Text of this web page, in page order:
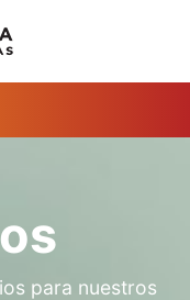
para nuestros